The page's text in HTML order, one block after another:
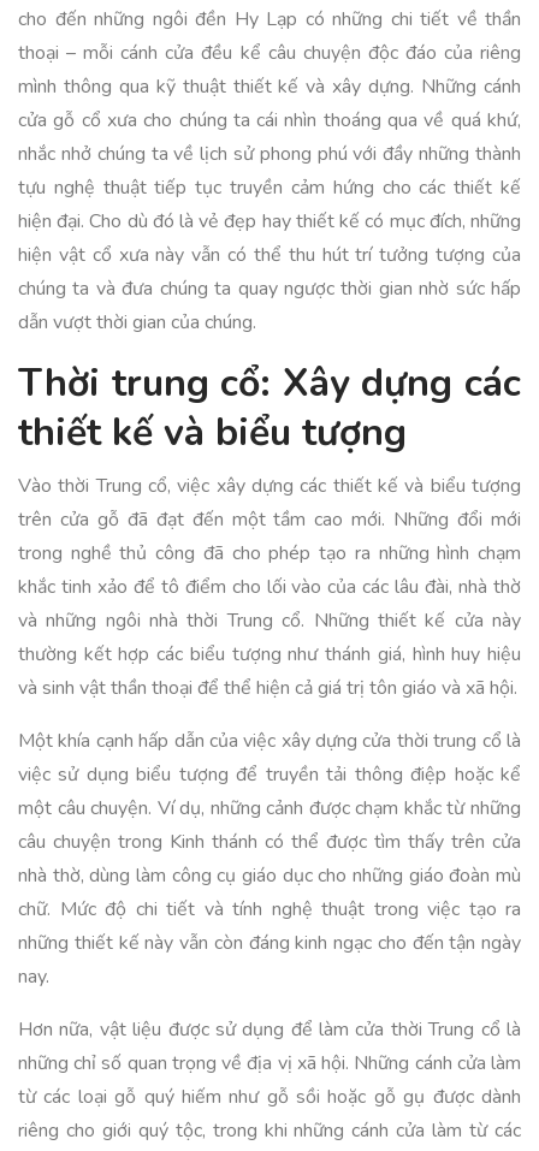
cho đến những ngôi đền Hy Lạp có những chi tiết về thần
thoại – mỗi cánh cửa đều kể câu chuyện độc đáo của riêng
mình thông qua kỹ thuật thiết kế và xây dựng. Những cánh
cửa gỗ cổ xưa cho chúng ta cái nhìn thoáng qua về quá khứ,
nhắc nhở chúng ta về lịch sử phong phú với đầy những thành
tựu nghệ thuật tiếp tục truyền cảm hứng cho các thiết kế
hiện đại. Cho dù đó là vẻ đẹp hay thiết kế có mục đích, những
hiện vật cổ xưa này vẫn có thể thu hút trí tưởng tượng của
chúng ta và đưa chúng ta quay ngược thời gian nhờ sức hấp
dẫn vượt thời gian của chúng.
Thời trung cổ: Xây dựng các
thiết kế và biểu tượng
Vào thời Trung cổ, việc xây dựng các thiết kế và biểu tượng
trên cửa gỗ đã đạt đến một tầm cao mới. Những đổi mới
trong nghề thủ công đã cho phép tạo ra những hình chạm
khắc tinh xảo để tô điểm cho lối vào của các lâu đài, nhà thờ
và những ngôi nhà thời Trung cổ. Những thiết kế cửa này
thường kết hợp các biểu tượng như thánh giá, hình huy hiệu
và sinh vật thần thoại để thể hiện cả giá trị tôn giáo và xã hội.
Một khía cạnh hấp dẫn của việc xây dựng cửa thời trung cổ là
việc sử dụng biểu tượng để truyền tải thông điệp hoặc kể
một câu chuyện. Ví dụ, những cảnh được chạm khắc từ những
câu chuyện trong Kinh thánh có thể được tìm thấy trên cửa
nhà thờ, dùng làm công cụ giáo dục cho những giáo đoàn mù
chữ. Mức độ chi tiết và tính nghệ thuật trong việc tạo ra
những thiết kế này vẫn còn đáng kinh ngạc cho đến tận ngày
nay.
Hơn nữa, vật liệu được sử dụng để làm cửa thời Trung cổ là
những chỉ số quan trọng về địa vị xã hội. Những cánh cửa làm
từ các loại gỗ quý hiếm như gỗ sồi hoặc gỗ gụ được dành
riêng cho giới quý tộc, trong khi những cánh cửa làm từ các